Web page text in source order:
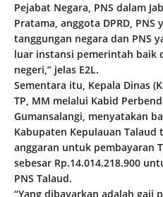
Pejabat Negara, PNS dalam
Pratama, anggota DPRD,
tanggungan negara dan PNS
luar instansi pemerintah baik
negeri,” jelas E2L.
Sementara itu, Kepala Dinas
TP, MM melalui Kabid
Gumansalangi, menyatakan
Kabupaten Kepulauan Talaud
anggaran untuk pembayaran
sebesar Rp.14.014.218.900
PNS Talaud.
“Yang dibayarkan adalah gaji